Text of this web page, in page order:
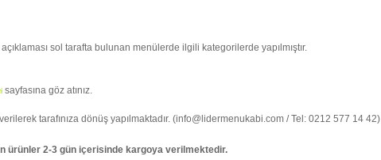
sol tarafta bulunan menülerde ilgili kategorilerde yapılmıştır.
sayfasına göz atınız.
tarafınıza dönüş yapılmaktadır. (info@lidermenukabi.com / Tel: 0212 577 14 42)
ürünler 2-3 gün içerisinde kargoya verilmektedir.